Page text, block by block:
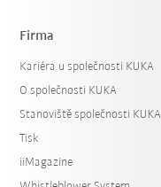
Firma
Kariéra u společnosti KUKA
O společnosti KUKA
Stanoviště společnosti KUKA
Tisk
iiMagazine